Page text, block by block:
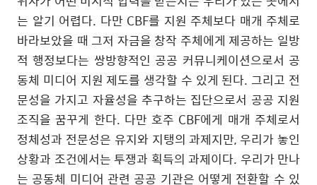
는 알기 어렵다. 다만 CBF를 지원 주체보다 매개 주체로
바라보았을 때 그저 자금을 창작 주체에게 제공하는 일방
적 행정보다는 쌍방향적인 공공 커뮤니케이션으로서 공
동체 미디어 지원 제도를 생각할 수 있게 된다. 그리고 전
문성을 가지고 자율성을 추구하는 집단으로서 공공 지원
조직을 꿈꾸게 한다. 다만 호주 CBF에게 매개 주체로서
정체성과 전문성은 유지와 지탱의 과제지만, 우리가 놓인
상황과 조건에서는 투쟁과 획득의 과제이다. 우리가 만나
는 공동체 미디어 관련 공공 기관은 어떻게 전환할 수 있